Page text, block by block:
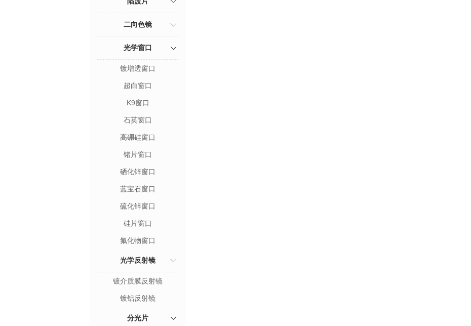
二向色镜
光学窗口
镀增透窗口
超白窗口
K9窗口
石英窗口
高硼硅窗口
锗片窗口
硒化锌窗口
蓝宝石窗口
硫化锌窗口
硅片窗口
氟化物窗口
光学反射镜
镀介质膜反射镜
镀铝反射镜
分光片